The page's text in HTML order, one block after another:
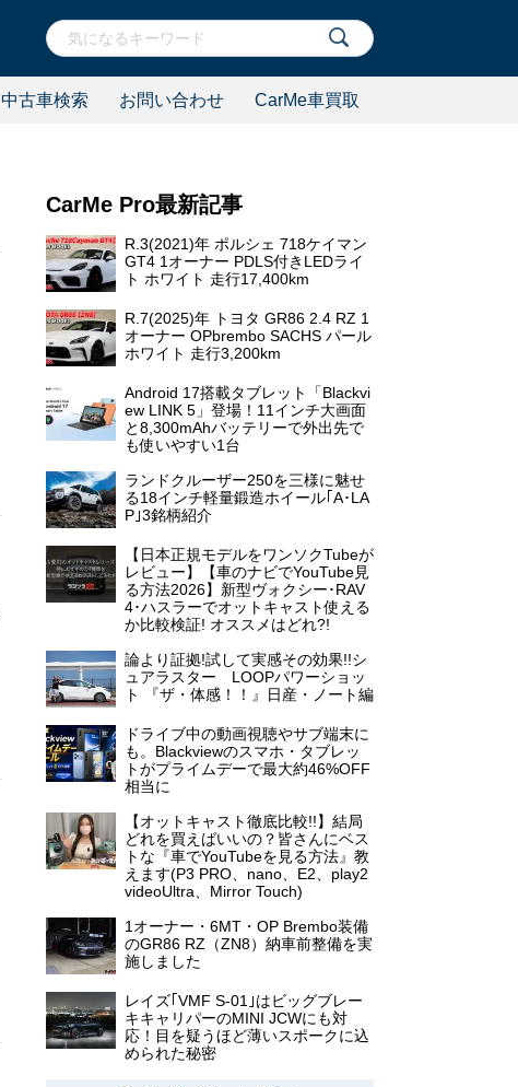
中古車検索 お問い合わせ CarMe車買取
CarMe Pro最新記事
R.3(2021)年 ポルシェ 718ケイマン
GT4 1オーナー PDLS付きLEDライ
ト ホワイト 走行17,400km
R.7(2025)年 トヨタ GR86 2.4 RZ 1
オーナー OPbrembo SACHS パール
ホワイト 走行3,200km
Android 17搭載タブレット「Blackvi
ew LINK 5」登場！11インチ大画面
と8,300mAhバッテリーで外出先で
も使いやすい1台
ランドクルーザー250を三様に魅せ
る18インチ軽量鍛造ホイール｢A･LA
P｣3銘柄紹介
【日本正規モデルをワンソクTubeが
レビュー】【車のナビでYouTube見
る方法2026】新型ヴォクシー･RAV
4･ハスラーでオットキャスト使える
か比較検証! オススメはどれ?!
論より証拠!試して実感その効果!!シ
ュアラスター LOOPパワーショッ
ト 『ザ・体感！！』日産・ノート編
ドライブ中の動画視聴やサブ端末に
も。Blackviewのスマホ・タブレッ
トがプライムデーで最大約46%OFF
相当に
【オットキャスト徹底比較!!】結局
どれを買えばいいの？皆さんにベス
トな『車でYouTubeを見る方法』教
えます(P3 PRO、nano、E2、play2
videoUltra、Mirror Touch)
1オーナー・6MT・OP Brembo装備
のGR86 RZ（ZN8）納車前整備を実
施しました
レイズ｢VMF S-01｣はビッグブレー
キキャリパーのMINI JCWにも対
応！目を疑うほど薄いスポークに込
められた秘密